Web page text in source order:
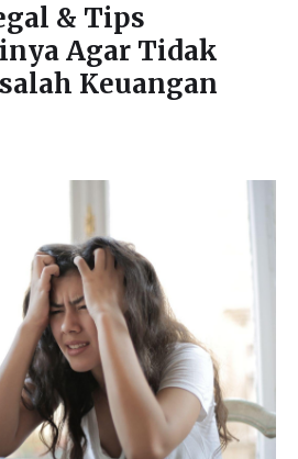
& Tips
Agar Tidak
Keuangan